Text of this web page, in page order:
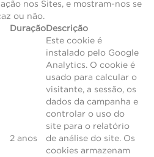
nos Sites, e mostram-nos se
ou não.
Duração Descrição
2 anos
Este cookie é
instalado pelo Google
Analytics. O cookie é
usado para calcular o
visitante, a sessão, os
dados da campanha e
controlar o uso do
site para o relatório
de análise do site. Os
cookies armazenam